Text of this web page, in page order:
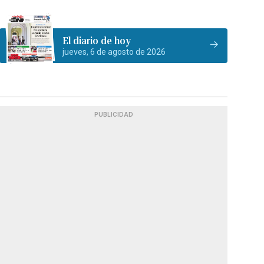
El diario de hoy
jueves, 6 de agosto de 2026
PUBLICIDAD